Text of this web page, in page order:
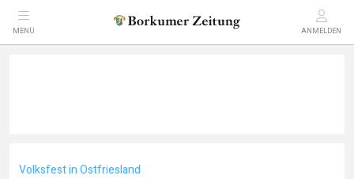
MENÜ ANMELDEN
Volksfest in Ostfriesland